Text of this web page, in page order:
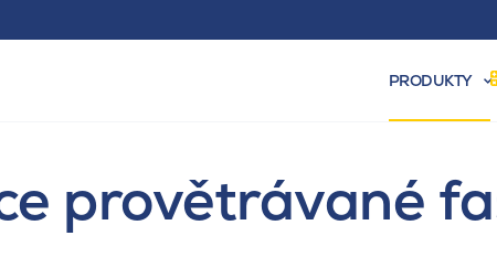
PRODUKTY
provětrávané